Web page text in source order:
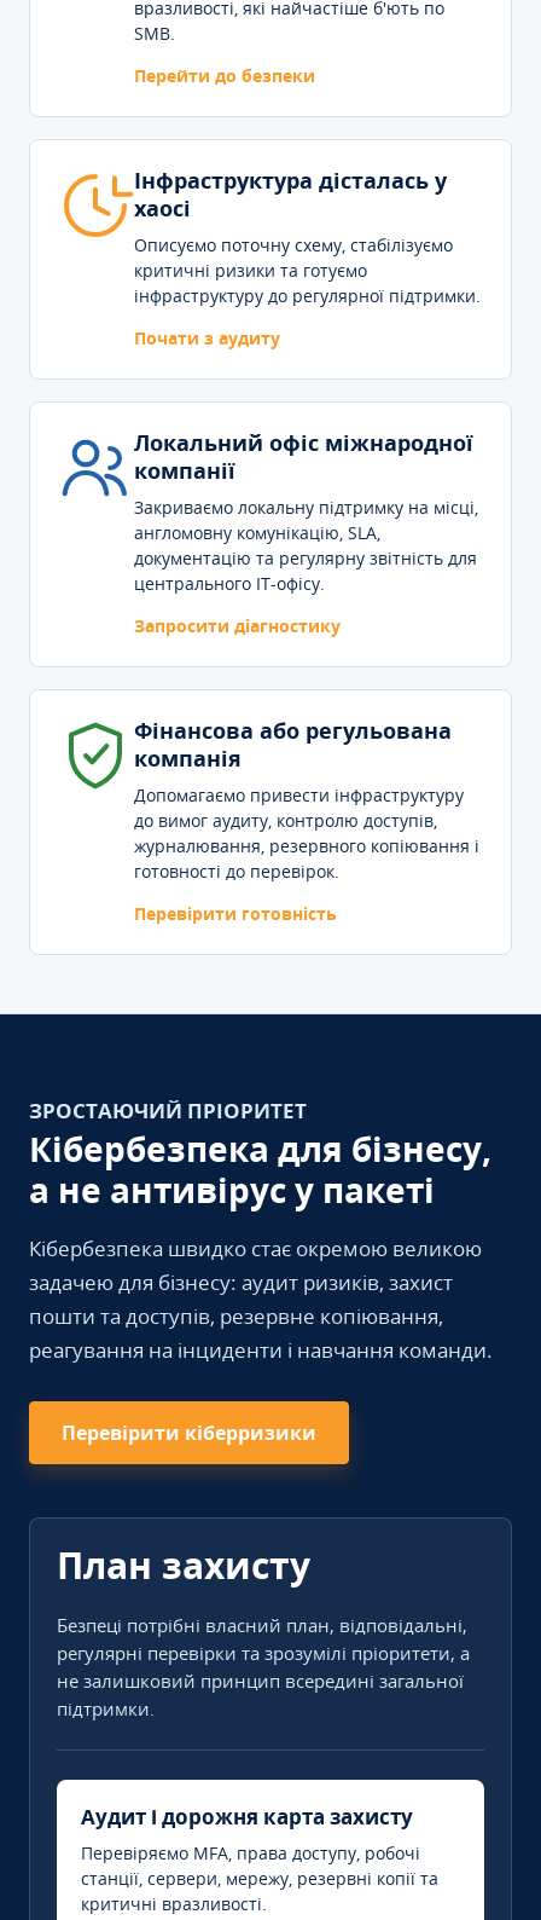
вразливості, які найчастіше б'ють по
SMB.
Перейти до безпеки
Інфраструктура дісталась у
хаосі
Описуємо поточну схему, стабілізуємо
критичні ризики та готуємо
інфраструктуру до регулярної підтримки.
Почати з аудиту
Локальний офіс міжнародної
компанії
Закриваємо локальну підтримку на місці,
англомовну комунікацію, SLA,
документацію та регулярну звітність для
центрального IT-офісу.
Запросити діагностику
Фінансова або регульована
компанія
Допомагаємо привести інфраструктуру
до вимог аудиту, контролю доступів,
журналювання, резервного копіювання і
готовності до перевірок.
Перевірити готовність
ЗРОСТАЮЧИЙ ПРІОРИТЕТ
Кібербезпека для бізнесу,
а не антивірус у пакеті
Кібербезпека швидко стає окремою великою
задачею для бізнесу: аудит ризиків, захист
пошти та доступів, резервне копіювання,
реагування на інциденти і навчання команди.
Перевірити кіберризики
План захисту
Безпеці потрібні власний план, відповідальні,
регулярні перевірки та зрозумілі пріоритети, а
не залишковий принцип всередині загальної
підтримки.
Аудит і дорожня карта захисту
Перевіряємо MFA, права доступу, робочі
станції, сервери, мережу, резервні копії та
критичні вразливості.